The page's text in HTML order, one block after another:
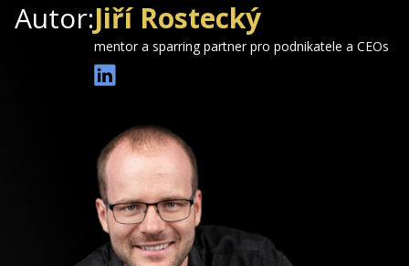
Autor:Jiří Rostecký
mentor a sparring partner pro podnikatele a CEOs